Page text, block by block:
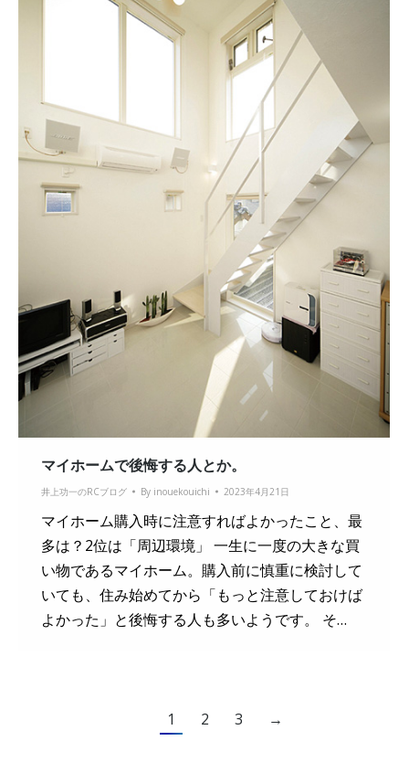
マイホームで後悔する人とか。
井上功一のRCブログ By inouekouichi 2023年4月21日
マイホーム購入時に注意すればよかったこと、最
多は？2位は「周辺環境」 一生に一度の大きな買
い物であるマイホーム。購入前に慎重に検討して
いても、住み始めてから「もっと注意しておけば
よかった」と後悔する人も多いようです。 そ…
1 2 3 →